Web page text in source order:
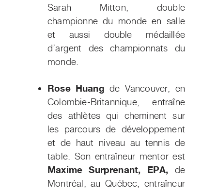
Sarah Mitton, double
championne du monde en salle
et aussi double médaillée
d’argent des championnats du
monde.
Rose Huang de Vancouver, en
Colombie-Britannique, entraîne
des athlètes qui cheminent sur
les parcours de développement
et de haut niveau au tennis de
table. Son entraîneur mentor est
Maxime Surprenant, EPA, de
Montréal, au Québec, entraîneur